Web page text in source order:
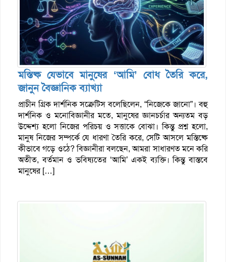
মস্তিষ্ক যেভাবে মানুষের ‘আমি’ বোধ তৈরি করে,
জানুন বৈজ্ঞানিক ব্যাখ্যা
প্রাচীন গ্রিক দার্শনিক সক্রেটিস বলেছিলেন, “নিজেকে জানো”। বহু
দার্শনিক ও মনোবিজ্ঞানীর মতে, মানুষের জ্ঞানচর্চার অন্যতম বড়
উদ্দেশ্য হলো নিজের পরিচয় ও সত্তাকে বোঝা। কিন্তু প্রশ্ন হলো,
মানুষ নিজের সম্পর্কে যে ধারণা তৈরি করে, সেটি আসলে মস্তিষ্কে
কীভাবে গড়ে ওঠে? বিজ্ঞানীরা বলছেন, আমরা সাধারণত মনে করি
অতীত, বর্তমান ও ভবিষ্যতের ‘আমি’ একই ব্যক্তি। কিন্তু বাস্তবে
মানুষের […]